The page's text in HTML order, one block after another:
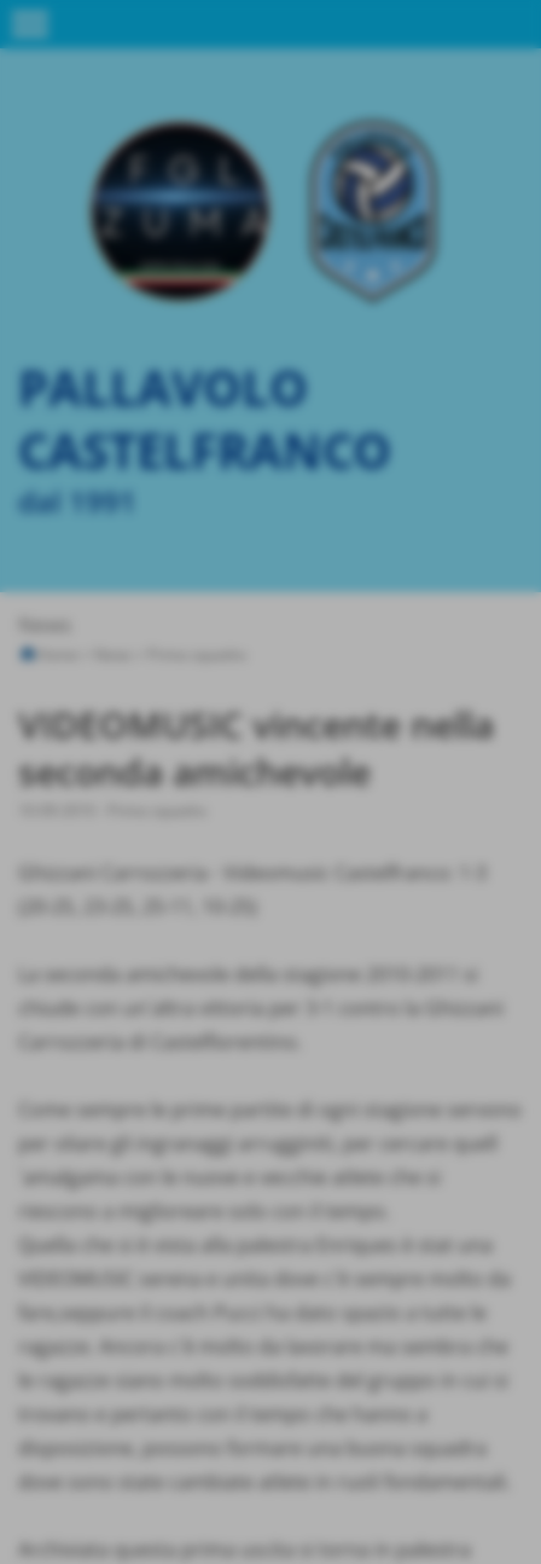
menu
PALLAVOLO
CASTELFRANCO
dal 1991
VIDEOMUSIC vincente nella
seconda amichevole
Ghizzani Carrozzeria - Videomusic Castelfranco: 1-3
La seconda amichevole della stagione 2010-2011 si
chiude con un´altra vittoria per 3-1 contro la Ghizzani
Carrozzeria di Castelfiorentino.
Come sempre le prime partite di ogni stagione servono
per oliare gli ingranaggi arrugginiti, per cercare quell
´amalgama con le nuove e vecchie atlete che si
riescono a miglioreare solo con il tempo.
Quella che si è vista alla palestra Enriques è stat una
VIDEOMUSIC serena e unita dove c´è sempre molto da
fare,seppure il coach Pucci ha dato spazio a tutte le
ragazze. Ancora c´è molto da lavorare ma sembra che
le ragazze siano molto soddisfatte del gruppo in cui si
trovano e pertanto con il tempo che hanno a
disposizione, possono formare una buona squadra
dove sono state cambiate atlete in ruoli fondamentali.
Archiviata questa prima uscita si torna in palestra